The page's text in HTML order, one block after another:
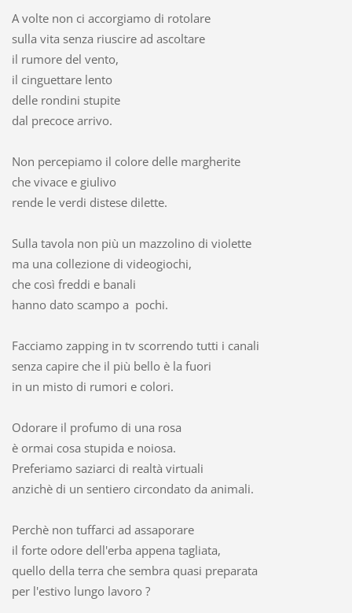
A volte non ci accorgiamo di rotolare
sulla vita senza riuscire ad ascoltare
il rumore del vento,
il cinguettare lento
delle rondini stupite
dal precoce arrivo.
Non percepiamo il colore delle margherite
che vivace e giulivo
rende le verdi distese dilette.
Sulla tavola non più un mazzolino di violette
ma una collezione di videogiochi,
che così freddi e banali
hanno dato scampo a pochi.
Facciamo zapping in tv scorrendo tutti i canali
senza capire che il più bello è la fuori
in un misto di rumori e colori.
Odorare il profumo di una rosa
è ormai cosa stupida e noiosa.
Preferiamo saziarci di realtà virtuali
anzichè di un sentiero circondato da animali.
Perchè non tuffarci ad assaporare
il forte odore dell'erba appena tagliata,
quello della terra che sembra quasi preparata
per l'estivo lungo lavoro ?